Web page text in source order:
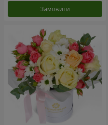
Замовити